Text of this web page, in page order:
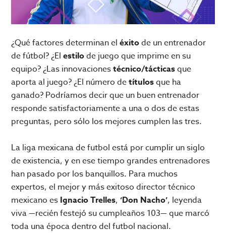
¿Qué factores determinan eléxitode un entrenador
de fútbol? ¿Elestilode juego que imprime en su
equipo? ¿Las innovacionestécnico/tácticasque
aporta al juego? ¿El número detítulosque ha
ganado? Podríamos decir que un buen entrenador
responde satisfactoriamente a una o dos de estas
preguntas, pero sólo los mejores cumplen las tres.
La liga mexicana de futbol está por cumplir un siglo
de existencia, y en ese tiempo grandes entrenadores
han pasado por los banquillos. Para muchos
expertos, el mejor y más exitoso director técnico
mexicano es Ignacio Trelles,‘Don Nacho’, leyenda
viva —recién festejó su cumpleaños 103— que marcó
toda una época dentro del futbol nacional.